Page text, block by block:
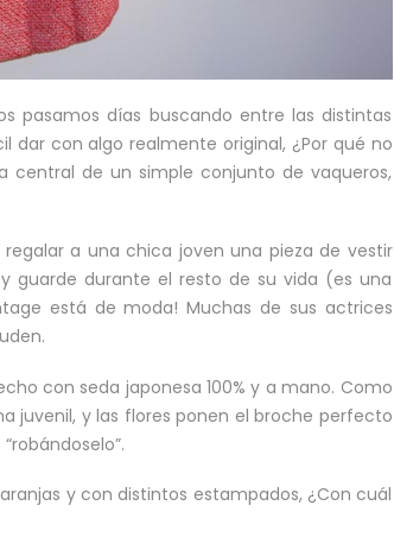
pasamos días buscando entre las distintas
con algo realmente original, ¿Por qué no
central de un simple conjunto de vaqueros,
a una chica joven una pieza de vestir
guarde durante el resto de su vida (es una
está de moda! Muchas de sus actrices
con seda japonesa 100% y a mano. Como
juvenil, y las flores ponen el broche perfecto
y con distintos estampados, ¿Con cuál